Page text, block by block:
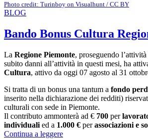
Photo credit: Turinboy on Visualhunt / CC BY
BLOG
Bando Bonus Cultura
La Regione Piemonte, proseguendo
subito danni all’attività in questi mesi, ha
Cultura, attivo da oggi 07 agosto al 31
Si tratta di un bonus una tantum a fondo
inserito nella dichiarazione dei redditi)
culturali con sede in Piemonte.
Il contributo ammonterà ad € 700 per
individuali ed a 1.000 € perassociazioni e
Continua a leggere